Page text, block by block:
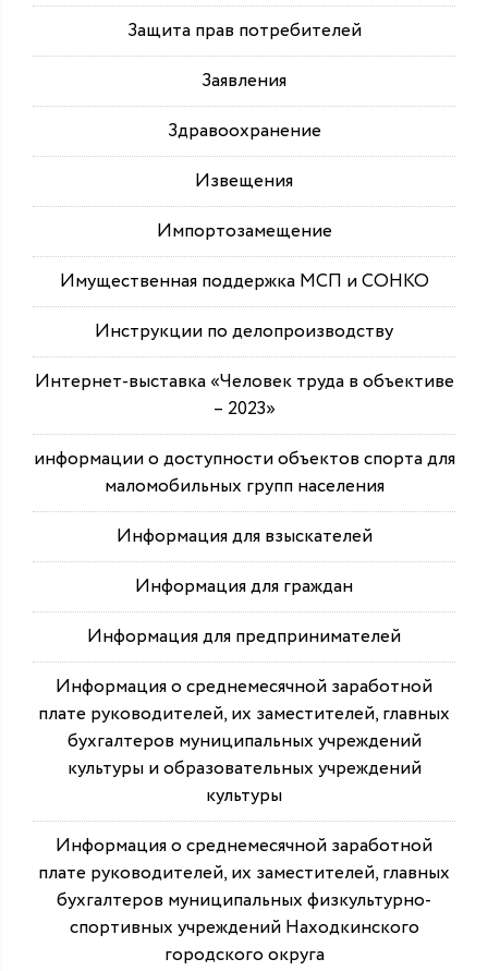
Защита прав потребителей
Заявления
Здравоохранение
Извещения
Импортозамещение
Имущественная поддержка МСП и СОНКО
Инструкции по делопроизводству
Интернет-выставка «Человек труда в объективе
– 2023»
информации о доступности объектов спорта для
маломобильных групп населения
Информация для взыскателей
Информация для граждан
Информация для предпринимателей
Информация о среднемесячной заработной
плате руководителей, их заместителей, главных
бухгалтеров муниципальных учреждений
культуры и образовательных учреждений
культуры
Информация о среднемесячной заработной
плате руководителей, их заместителей, главных
бухгалтеров муниципальных физкультурно-
спортивных учреждений Находкинского
городского округа